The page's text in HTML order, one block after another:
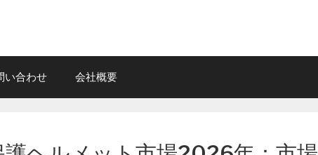
い合わせ 会社概要